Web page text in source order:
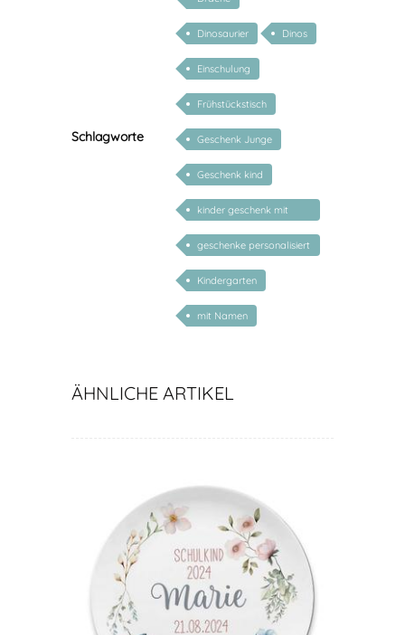
Schlagworte
Dinosaurier Dinos
Einschulung
Frühstückstisch
Geschenk Junge
Geschenk kind
kinder geschenk mit
namen
geschenke personalisiert
kinder
Kindergarten
mit Namen
ÄHNLICHE ARTIKEL